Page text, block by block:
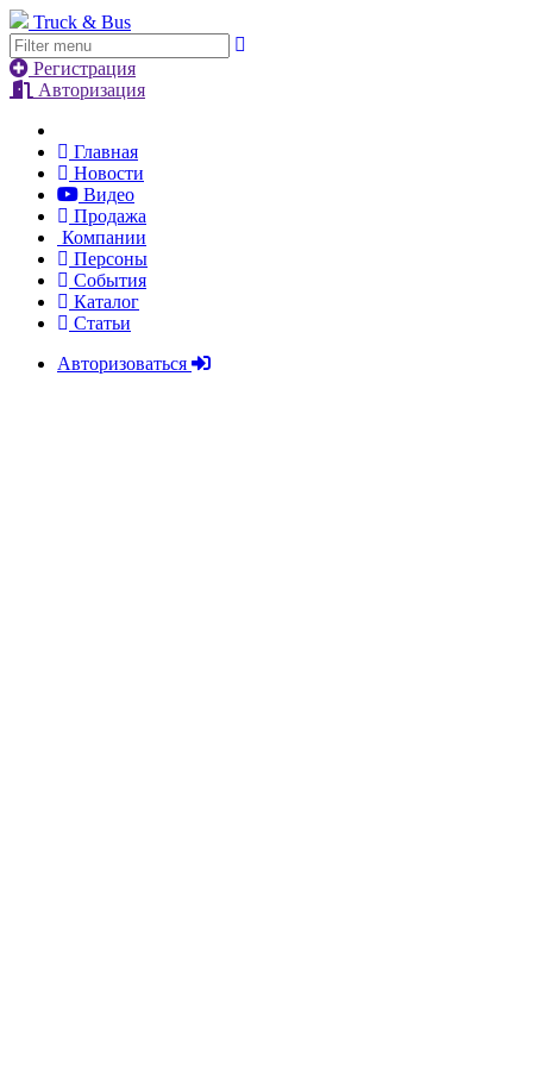
Truck & Bus
Регистрация
Авторизация
Главная
Новости
Видео
Продажа
Компании
Персоны
События
Каталог
Статьи
Авторизоваться